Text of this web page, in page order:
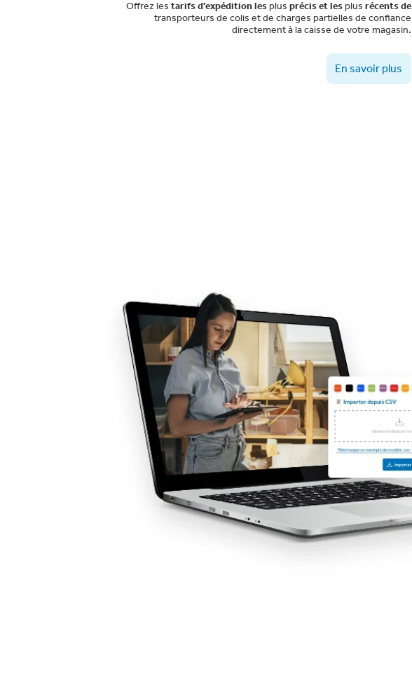
Offrez les tarifs d'expédition lesplus précis et lesplus récents de
transporteurs de colis et de charges partielles de confiance
directement à la caisse de votre magasin.
En savoir plus